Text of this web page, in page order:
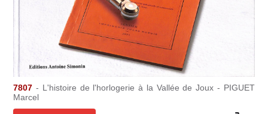
7807 - L'histoire de l'horlogerie à la Vallée de Joux - PIGUET
Marcel